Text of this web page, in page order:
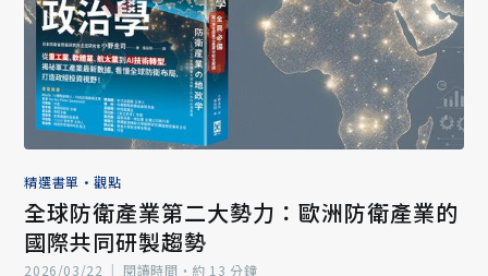
精選書單 •觀點
全球防衛產業第二大勢力：歐洲防衛產業的
國際共同研製趨勢
2026/03/22 | 閱讀時間‧約 13 分鐘